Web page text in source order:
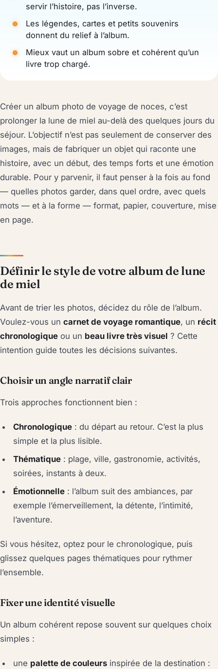
servir l’histoire, pas l’inverse.
Les légendes, cartes et petits souvenirs
donnent du relief à l’album.
Mieux vaut un album sobre et cohérent qu’un
livre trop chargé.
Créer un album photo de voyage de noces, c’est
prolonger la lune de miel au-delà des quelques jours du
séjour. L’objectif n’est pas seulement de conserver des
images, mais de fabriquer un objet qui raconte une
histoire, avec un début, des temps forts et une émotion
durable. Pour y parvenir, il faut penser à la fois au fond
— quelles photos garder, dans quel ordre, avec quels
mots — et à la forme — format, papier, couverture, mise
en page.
Définir le style de votre album de lune
de miel
Avant de trier les photos, décidez du rôle de l’album.
Voulez-vous un carnet de voyage romantique, un récit
chronologique ou un beau livre très visuel ? Cette
intention guide toutes les décisions suivantes.
Choisir un angle narratif clair
Trois approches fonctionnent bien :
Chronologique : du départ au retour. C’est la plus
simple et la plus lisible.
Thématique : plage, ville, gastronomie, activités,
soirées, instants à deux.
Émotionnelle : l’album suit des ambiances, par
exemple l’émerveillement, la détente, l’intimité,
l’aventure.
Si vous hésitez, optez pour le chronologique, puis
glissez quelques pages thématiques pour rythmer
l’ensemble.
Fixer une identité visuelle
Un album cohérent repose souvent sur quelques choix
simples :
une palette de couleurs inspirée de la destination :